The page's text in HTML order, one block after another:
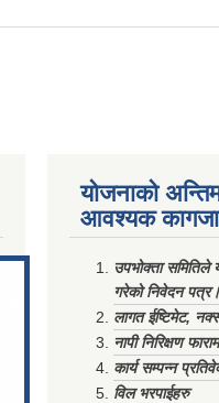
योजनाको
आवश्यक
उपभोक्ता समितिले
गरेको निवेदन पत्र।
लागत ईष्टिमेट,
नापी निरिक्षण
कार्य सम्पन्न
विल भरपाईहरु